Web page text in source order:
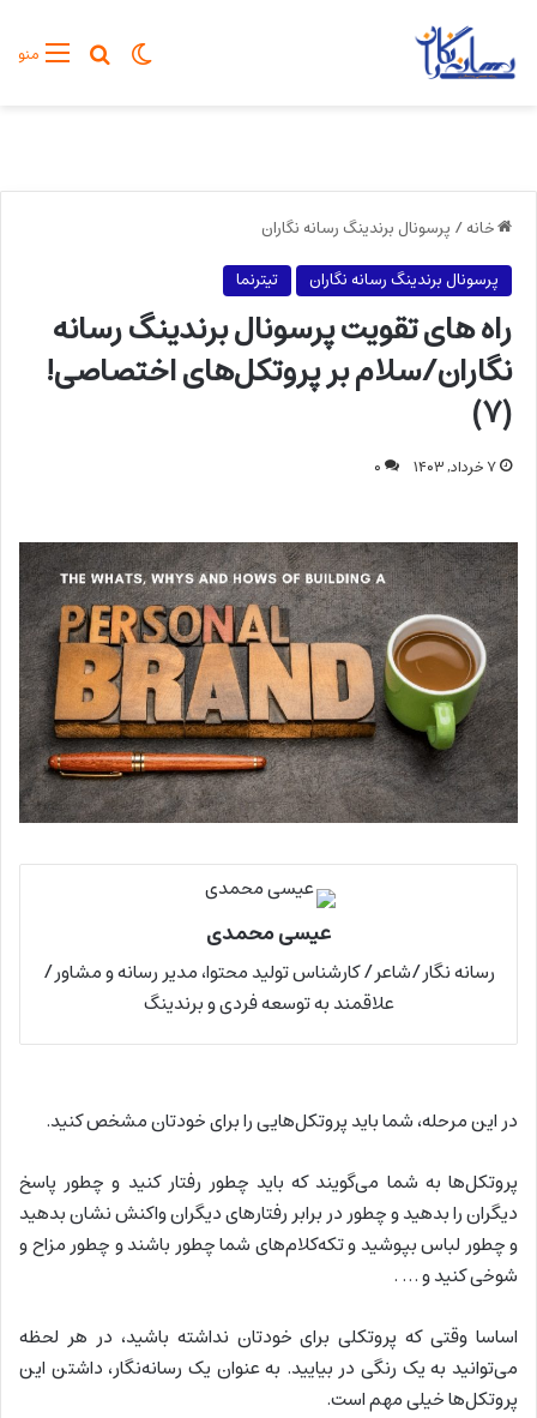
منوجستجو
تغییر پوسته
خانه/ پرسونال برندینگ رسانه نگاران
پرسونال برندینگ رسانه نگاران
تیترنما
راه های تقویت پرسونال برندینگ رسانه
نگاران/سلام بر پروتکل‌های اختصاصی!
(۷)
۷ خرداد, ۱۴۰۳ ۰
عیسی محمدی
رسانه نگار/شاعر/ کارشناس تولید محتوا، مدیر رسانه و مشاور/
علاقمند به توسعه فردی و برندینگ
در این مرحله، شما باید پروتکل‌هایی را برای خودتان مشخص کنید.
پروتکل‌ها به شما می‌گویند که باید چطور رفتار کنید و چطور پاسخ
دیگران را بدهید و چطور در برابر رفتارهای دیگران واکنش نشان بدهید
و چطور لباس بپوشید و تکه‌کلام‌های شما چطور باشند و چطور مزاح و
شوخی کنید و … .
اساسا وقتی که پروتکلی برای خودتان نداشته باشید، در هر لحظه
می‌توانید به یک رنگی در بیایید. به عنوان یک رسانه‌‌نگار، داشتن این
پروتکل‌ها خیلی مهم است.